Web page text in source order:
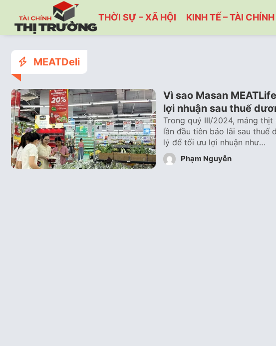
THỜI SỰ – XÃ HỘI KINH TẾ – TÀI CHÍNH
MEATDeli
Vì sao Masan
lợi nhuận sau thuế
Trong quý III/2024, mảng
lần đầu tiên báo lãi sau thuế
lý để tối ưu lợi nhuận như…
Phạm Nguyễn